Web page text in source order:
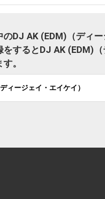
DJ AK (EDM)（ディ
をするとDJ AK (EDM)
。
ィージェイ・エイケイ）